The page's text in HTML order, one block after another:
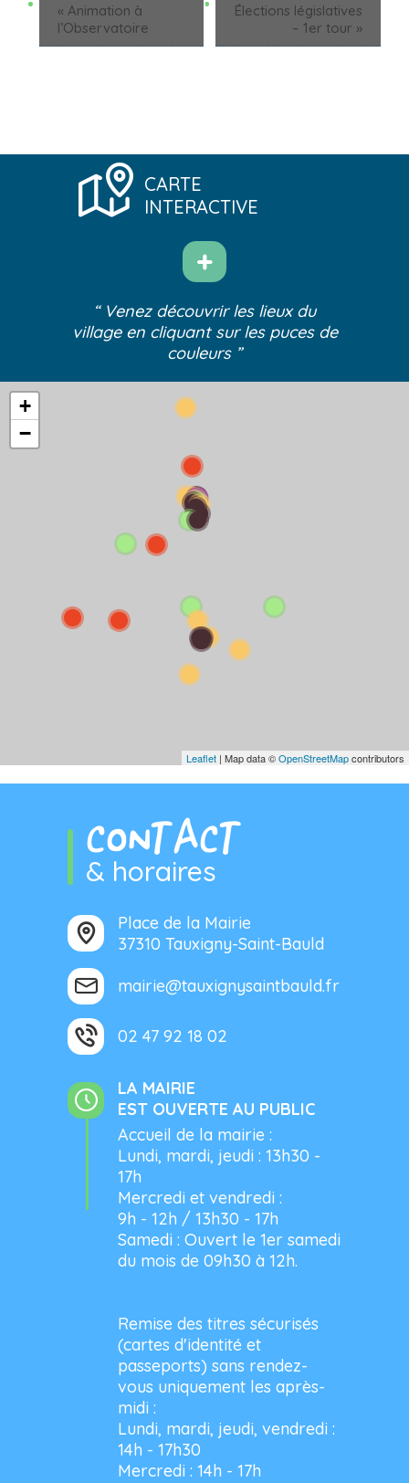
« Animation à
l’Observatoire
Élections législatives
– 1er tour »
CARTE
INTERACTIVE
“ Venez découvrir les lieux du
village en cliquant sur les puces de
couleurs ”
+
−
Leaflet | Map data ©OpenStreetMapcontributors
CONTACT
& horaires
Place de la Mairie
37310 Tauxigny-Saint-Bauld
mairie@tauxignysaintbauld.fr
02 47 92 18 02
LA MAIRIE
EST OUVERTE AU PUBLIC
Accueil de la mairie :
Lundi, mardi, jeudi : 13h30 -
17h
Mercredi et vendredi :
9h - 12h / 13h30 - 17h
Samedi : Ouvert le 1er samedi
du mois de 09h30 à 12h.
Remise des titres sécurisés
(cartes d'identité et
passeports) sans rendez-
vous uniquement les après-
midi :
Lundi, mardi, jeudi, vendredi :
14h - 17h30
Mercredi : 14h - 17h